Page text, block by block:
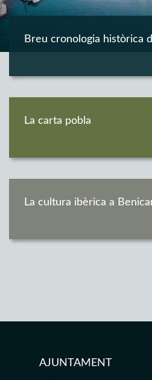
Breu cronologia històrica
La carta pobla
La cultura ibèrica a
AJUNTAMENT